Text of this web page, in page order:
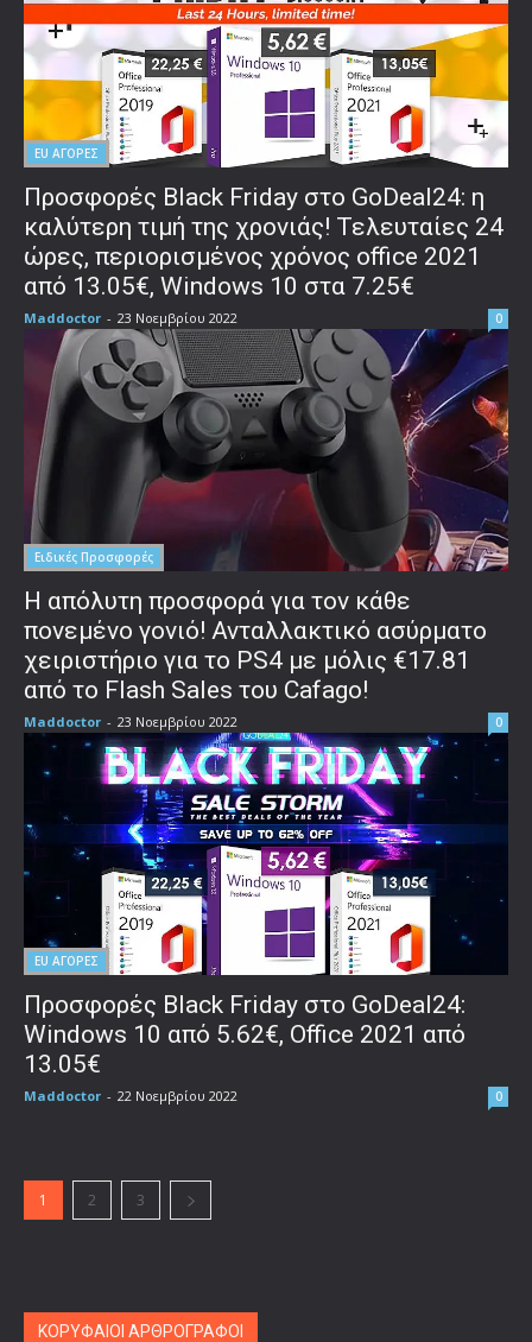
EU ΑΓΟΡΕΣ
Προσφορές Black Friday στο GoDeal24: η
καλύτερη τιμή της χρονιάς! Τελευταίες 24
ώρες, περιορισμένος χρόνος office 2021
από 13.05€, Windows 10 στα 7.25€
Maddoctor - 23 Νοεμβρίου 2022 0
Ειδικές Προσφορές
Η απόλυτη προσφορά για τον κάθε
πονεμένο γονιό! Ανταλλακτικό ασύρματο
χειριστήριο για το PS4 με μόλις €17.81
από το Flash Sales του Cafago!
Maddoctor - 23 Νοεμβρίου 2022 0
EU ΑΓΟΡΕΣ
Προσφορές Black Friday στο GoDeal24:
Windows 10 από 5.62€, Office 2021 από
13.05€
Maddoctor - 22 Νοεμβρίου 2022 0
1 2 3
ΚΟΡΥΦΑΙΟΙ ΑΡΘΡΟΓΡΑΦΟΙ